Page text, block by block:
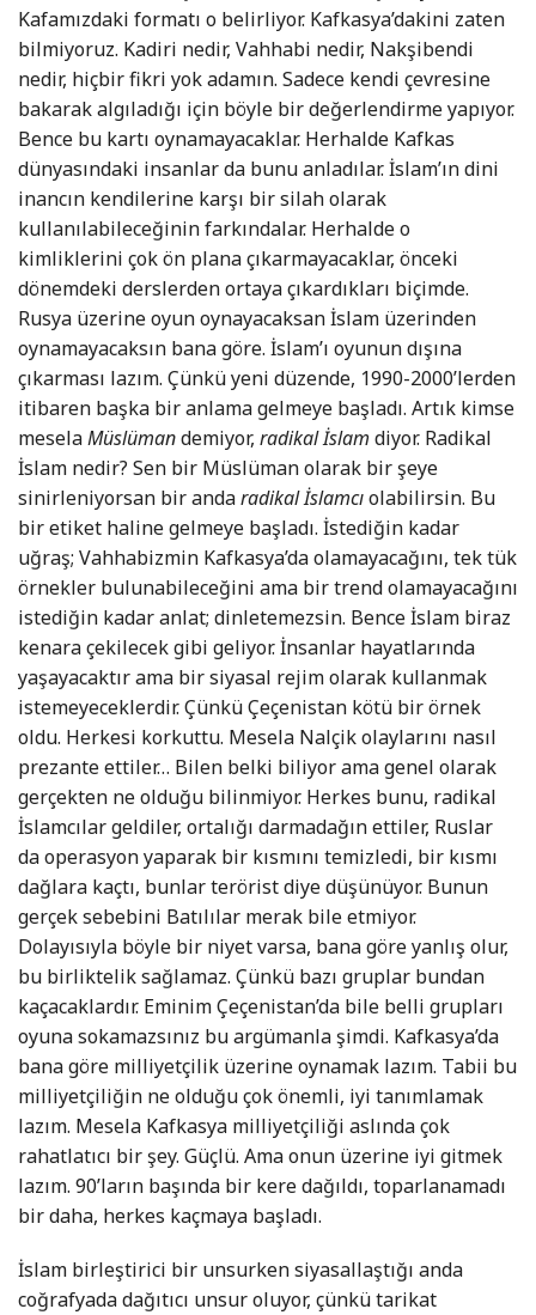
Kafamızdaki formatı o belirliyor. Kafkasya’dakini zaten
bilmiyoruz. Kadiri nedir, Vahhabi nedir, Nakşibendi
nedir, hiçbir fikri yok adamın. Sadece kendi çevresine
bakarak algıladığı için böyle bir değerlendirme yapıyor.
Bence bu kartı oynamayacaklar. Herhalde Kafkas
dünyasındaki insanlar da bunu anladılar. İslam’ın dini
inancın kendilerine karşı bir silah olarak
kullanılabileceğinin farkındalar. Herhalde o
kimliklerini çok ön plana çıkarmayacaklar, önceki
dönemdeki derslerden ortaya çıkardıkları biçimde.
Rusya üzerine oyun oynayacaksan İslam üzerinden
oynamayacaksın bana göre. İslam’ı oyunun dışına
çıkarması lazım. Çünkü yeni düzende, 1990-2000’lerden
itibaren başka bir anlama gelmeye başladı. Artık kimse
meselaMüslümandemiyor, radikal İslam diyor. Radikal
İslam nedir? Sen bir Müslüman olarak bir şeye
sinirleniyorsan bir andaradikal İslamcıolabilirsin. Bu
bir etiket haline gelmeye başladı. İstediğin kadar
uğraş; Vahhabizmin Kafkasya’da olamayacağını, tek tük
örnekler bulunabileceğini ama bir trend olamayacağını
istediğin kadar anlat; dinletemezsin. Bence İslam biraz
kenara çekilecek gibi geliyor. İnsanlar hayatlarında
yaşayacaktır ama bir siyasal rejim olarak kullanmak
istemeyeceklerdir. Çünkü Çeçenistan kötü bir örnek
oldu. Herkesi korkuttu. Mesela Nalçik olaylarını nasıl
prezante ettiler… Bilen belki biliyor ama genel olarak
gerçekten ne olduğu bilinmiyor. Herkes bunu, radikal
İslamcılar geldiler, ortalığı darmadağın ettiler, Ruslar
da operasyon yaparak bir kısmını temizledi, bir kısmı
dağlara kaçtı, bunlar terörist diye düşünüyor. Bunun
gerçek sebebini Batılılar merak bile etmiyor.
Dolayısıyla böyle bir niyet varsa, bana göre yanlış olur,
bu birliktelik sağlamaz. Çünkü bazı gruplar bundan
kaçacaklardır. Eminim Çeçenistan’da bile belli grupları
oyuna sokamazsınız bu argümanla şimdi. Kafkasya’da
bana göre milliyetçilik üzerine oynamak lazım. Tabii bu
milliyetçiliğin ne olduğu çok önemli, iyi tanımlamak
lazım. Mesela Kafkasya milliyetçiliği aslında çok
rahatlatıcı bir şey. Güçlü. Ama onun üzerine iyi gitmek
lazım. 90’ların başında bir kere dağıldı, toparlanamadı
bir daha, herkes kaçmaya başladı.
İslam birleştirici bir unsurken siyasallaştığı anda
coğrafyada dağıtıcı unsur oluyor, çünkü tarikat